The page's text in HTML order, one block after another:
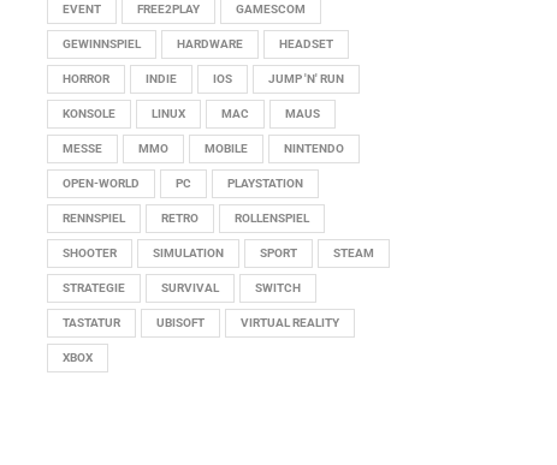
EVENT FREE2PLAY GAMESCOM
GEWINNSPIEL HARDWARE HEADSET
HORROR INDIE IOS JUMP 'N' RUN
KONSOLE LINUX MAC MAUS
MESSE MMO MOBILE NINTENDO
OPEN-WORLD PC PLAYSTATION
RENNSPIEL RETRO ROLLENSPIEL
SHOOTER SIMULATION SPORT STEAM
STRATEGIE SURVIVAL SWITCH
TASTATUR UBISOFT VIRTUAL REALITY
XBOX